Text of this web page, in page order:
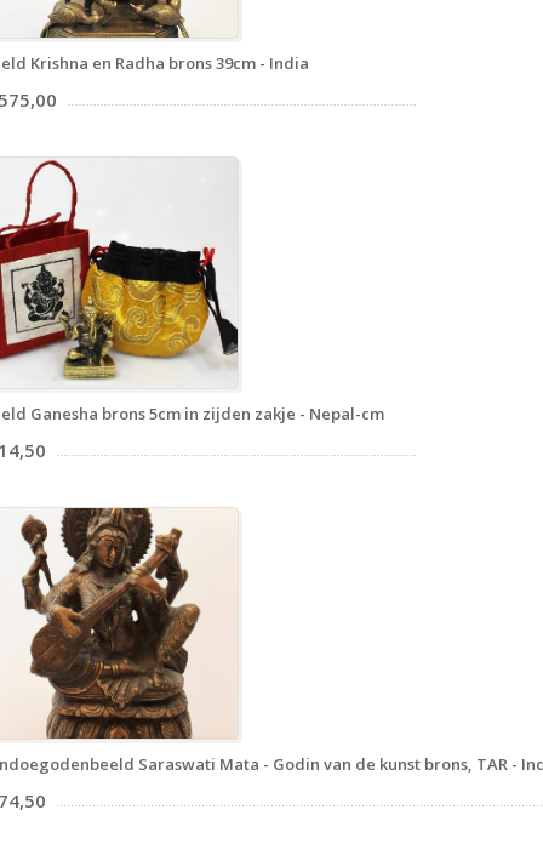
Krishna en Radha brons 39cm - India
Ganesha brons 5cm in zijden zakje - Nepal-cm
Saraswati Mata - Godin van de kunst brons, TAR -